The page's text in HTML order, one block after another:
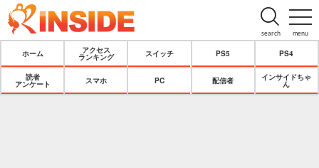
menu
search
ホーム
アクセス
ランキング
スイッチ PS5 PS4
読者
アンケート
スマホ PC 配信者
インサイドちゃ
ん